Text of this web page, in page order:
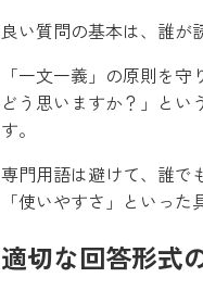
良い質問の基本は、誰が
「一文一義」の原則を
どう思いますか？」とい
す。
専門用語は避けて、誰で
「使いやすさ」といっ
適切な回答形式